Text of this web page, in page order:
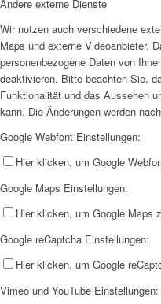
Andere externe Dienste
Wir nutzen auch verschiedene
Maps und externe Videoanbieter.
personenbezogene Daten von
deaktivieren. Bitte beachten Sie,
Funktionalität und das Aussehen
kann. Die Änderungen werden
Google Webfont Einstellungen:
Hier klicken, um Google
Google Maps Einstellungen:
Hier klicken, um Google Maps
Google reCaptcha Einstellungen:
Hier klicken, um Google
Vimeo und YouTube Einstellungen: